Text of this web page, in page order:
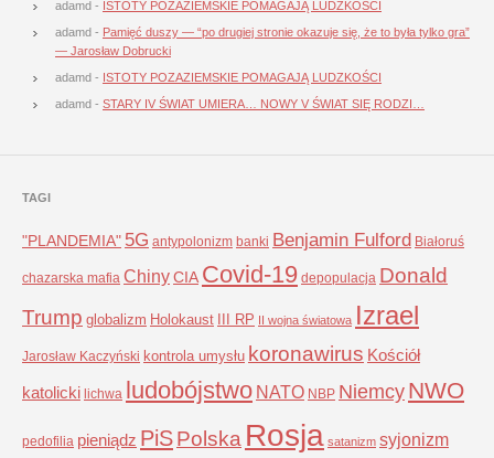
adamd - ISTOTY POZAZIEMSKIE POMAGAJĄ LUDZKOŚCI
adamd - Pamięć duszy — “po drugiej stronie okazuje się, że to była tylko gra”
— Jarosław Dobrucki
adamd - ISTOTY POZAZIEMSKIE POMAGAJĄ LUDZKOŚCI
adamd - STARY IV ŚWIAT UMIERA… NOWY V ŚWIAT SIĘ RODZI…
TAGI
"PLANDEMIA" 5G antypolonizm banki Benjamin Fulford Białoruś
chazarska mafia ChinyCIA Covid-19 depopulacja Donald
Trump globalizm Holokaust III RP II wojna światowa Izrael
Jarosław Kaczyński kontrola umysłu koronawirus Kościół
katolicki lichwa ludobójstwo NATO NBP NiemcyNWO
pedofilia pieniądz PiSPolska Rosja satanizm syjonizm